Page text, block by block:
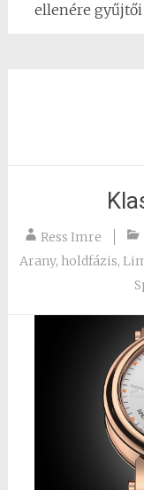
ellenére gyűjtői
Ress Imre
Arany, holdfázis,